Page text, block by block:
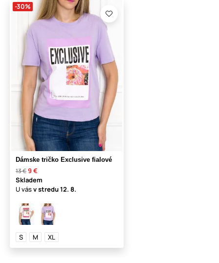
-30%
Dámske tričko Exclusive fialové
13 €9 €
Skladem
U vásv stredu12. 8.
S M XL